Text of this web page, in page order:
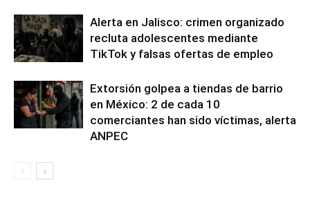
Alerta en Jalisco: crimen organizado
recluta adolescentes mediante
TikTok y falsas ofertas de empleo
Extorsión golpea a tiendas de barrio
en México: 2 de cada 10
comerciantes han sido víctimas, alerta
ANPEC